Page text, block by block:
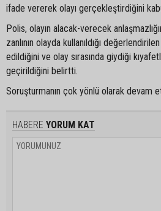
ifade vererek olayı gerçekleştirdiğini
Polis, olayın alacak-verecek
zanlının olayda kullanıldığı
edildiğini ve olay sırasında giydiği
geçirildiğini belirtti.
Soruşturmanın çok yönlü olarak devam
HABERE YORUM KAT